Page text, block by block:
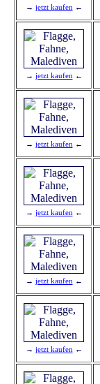
→ jetzt kaufen ←
→ jetzt kaufen ←
→ jetzt kaufen ←
→ jetzt kaufen ←
→ jetzt kaufen ←
→ jetzt kaufen ←